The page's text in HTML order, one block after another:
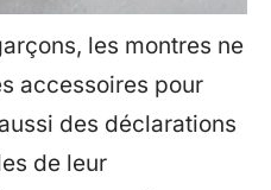
les montres ne
accessoires pour
des déclarations
de leur